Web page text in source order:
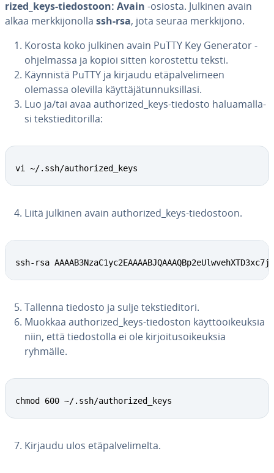
rized_keys-tie­dos­toon: Avain -osiosta. Julkinen avain
alkaa merk­ki­jo­nol­la ssh-rsa, jota seuraa merk­ki­jo­no.
Korosta koko julkinen avain PuTTY Key Generator -
oh­jel­mas­sa ja kopioi sitten ko­ros­tet­tu teksti.
Käynnistä PuTTY ja kirjaudu etä­pal­ve­li­meen
olemassa olevilla käyt­tä­jä­tun­nuk­sil­la­si.
Luo ja/tai avaa aut­ho­rized_keys-tiedosto ha­lua­mal­la­
si teks­tie­di­to­ril­la:
vi ~/.ssh/authorized_keys
Liitä julkinen avain aut­ho­rized_keys-tie­dos­toon.
ssh-rsa
Tallenna tiedosto ja sulje teks­tie­di­to­ri.
Muokkaa aut­ho­rized_keys-tiedoston käyt­tö­oi­keuk­sia
niin, että tie­dos­tol­la ei ole kir­joi­tusoi­keuk­sia
ryhmälle.
chmod 600 ~/.ssh/authorized_keys
Kirjaudu ulos etä­pal­ve­li­mel­ta.